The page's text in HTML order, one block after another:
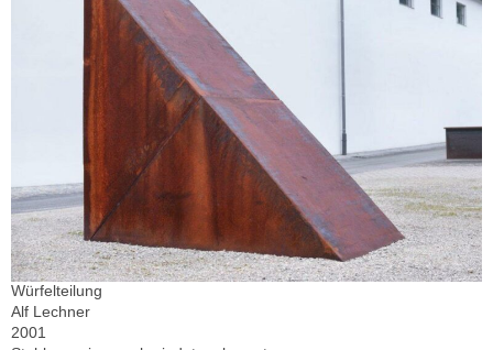
Würfelteilung
Alf Lechner
2001